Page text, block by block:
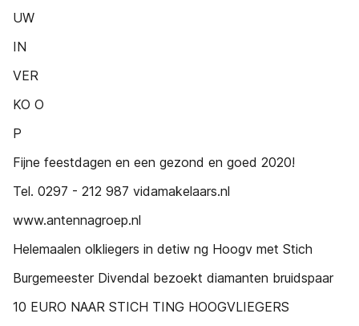
UW
IN
VER
KO O
P
Fijne feestdagen en een gezond en goed 2020!
Tel. 0297 - 212 987 vidamakelaars.nl
www.antennagroep.nl
Helemaalen olkliegers in detiw ng Hoogv met Stich
Burgemeester Divendal bezoekt diamanten bruidspaar
10 EURO NAAR STICH TING HOOGVLIEGERS